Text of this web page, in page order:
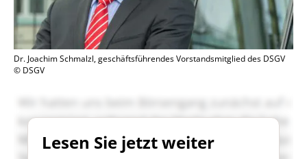
Dr. Joachim Schmalzl, geschäftsführendes Vorstandsmitglied des DSGV
© DSGV
Lesen Sie jetzt weiter